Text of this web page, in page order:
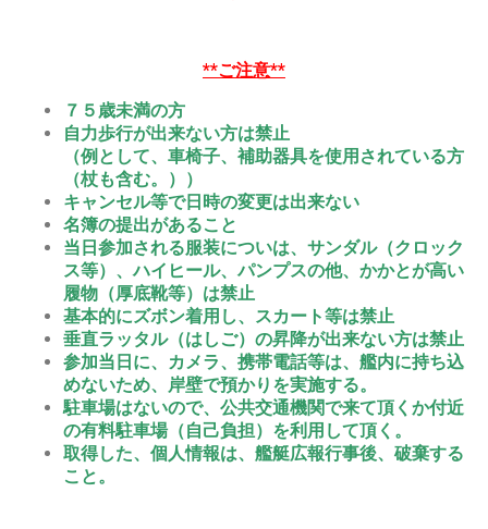
**ご注意**
７５歳未満の方
自力歩行が出来ない方は禁止
（例として、車椅子、補助器具を使用されている方
（杖も含む。））
キャンセル等で日時の変更は出来ない
名簿の提出があること
当日参加される服装についは、サンダル（クロック
ス等）、ハイヒール、パンプスの他、 かかとが高い
履物（厚底靴等）は禁止
基本的にズボン着用し、スカート等は禁止
垂直ラッタル（はしご）の昇降が出来ない方は禁止
参加当日に、カメラ、携帯電話等は、艦内に持ち込
めないため、岸壁で預かりを実施する。
駐車場はないので、公共交通機関で来て頂くか付近
の有料駐車場（自己負担）を利用して頂く。
取得した、個人情報は、艦艇広報行事後、破棄する
こと。